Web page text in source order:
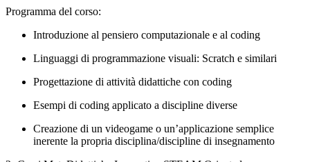
Programma del corso:
Introduzione al pensiero computazionale e al coding
Linguaggi di programmazione visuali: Scratch e similari
Progettazione di attività didattiche con coding
Esempi di coding applicato a discipline diverse
Creazione di un videogame o un’applicazione semplice
inerente la propria disciplina/discipline di insegnamento